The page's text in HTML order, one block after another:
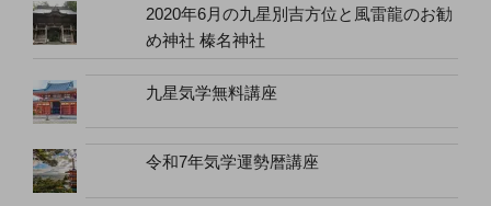
2020年6月の九星別吉方位と風雷龍のお勧
め神社 榛名神社
九星気学無料講座
令和7年気学運勢暦講座